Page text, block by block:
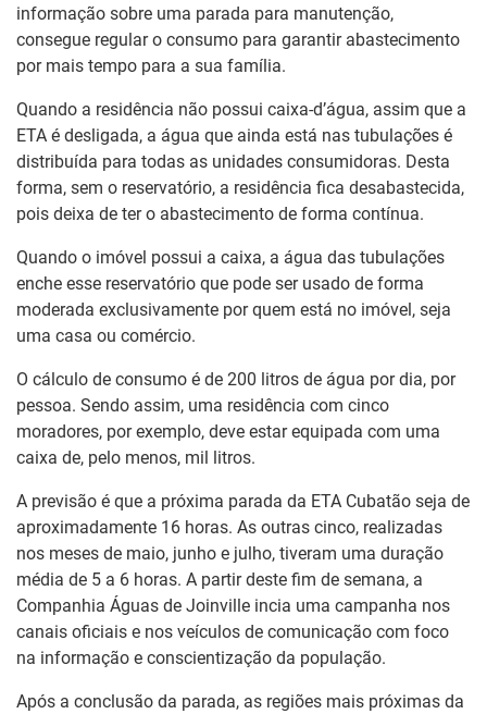
informação sobre uma parada para manutenção,
consegue regular o consumo para garantir abastecimento
por mais tempo para a sua família.
Quando a residência não possui caixa-d’água, assim que a
ETA é desligada, a água que ainda está nas tubulações é
distribuída para todas as unidades consumidoras. Desta
forma, sem o reservatório, a residência fica desabastecida,
pois deixa de ter o abastecimento de forma contínua.
Quando o imóvel possui a caixa, a água das tubulações
enche esse reservatório que pode ser usado de forma
moderada exclusivamente por quem está no imóvel, seja
uma casa ou comércio.
O cálculo de consumo é de 200 litros de água por dia, por
pessoa. Sendo assim, uma residência com cinco
moradores, por exemplo, deve estar equipada com uma
caixa de, pelo menos, mil litros.
A previsão é que a próxima parada da ETA Cubatão seja de
aproximadamente 16 horas. As outras cinco, realizadas
nos meses de maio, junho e julho, tiveram uma duração
média de 5 a 6 horas. A partir deste fim de semana, a
Companhia Águas de Joinville incia uma campanha nos
canais oficiais e nos veículos de comunicação com foco
na informação e conscientização da população.
Após a conclusão da parada, as regiões mais próximas da